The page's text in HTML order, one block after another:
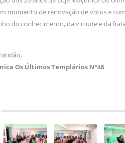
momento de renovação de votos e
do conhecimento, da virtude e da
Os Últimos Templários Nº46